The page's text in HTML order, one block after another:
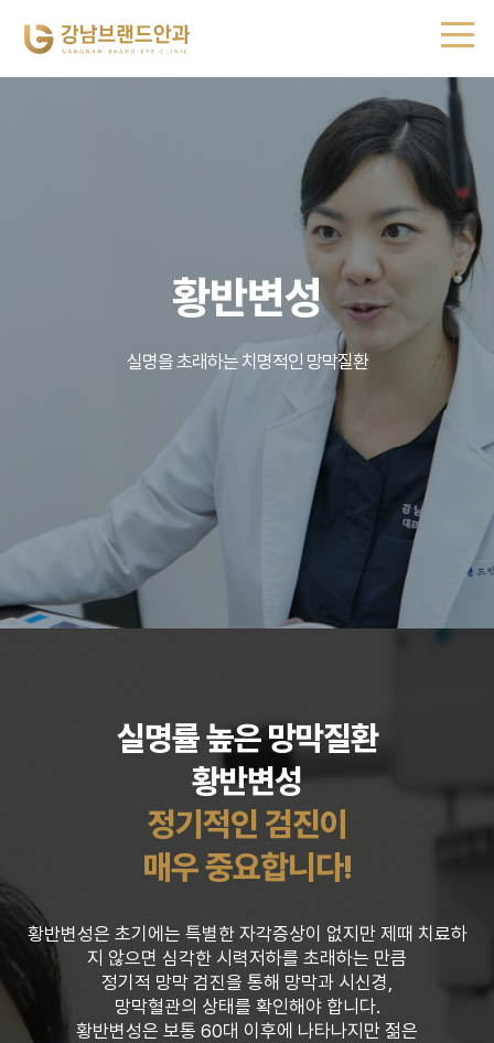
황반변성
실명을 초래하는 치명적인 망막질환
실명률 높은 망막질환
황반변성
정기적인 검진이
매우 중요합니다!
황반변성은 초기에는 특별한 자각증상이 없지만 제때 치료하
지 않으면 심각한 시력저하를 초래하는 만큼
정기적 망막 검진을 통해 망막과 시신경,
망막혈관의 상태를 확인해야 합니다.
황반변성은 보통 60대 이후에 나타나지만 젊은